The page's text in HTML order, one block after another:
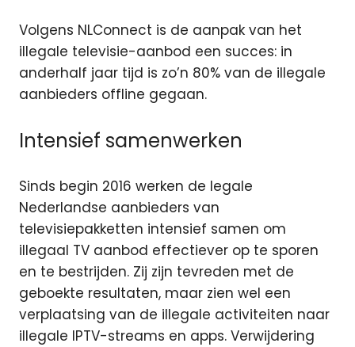
Volgens NLConnect is de aanpak van het
illegale televisie-aanbod een succes: in
anderhalf jaar tijd is zo’n 80% van de illegale
aanbieders offline gegaan.
Intensief samenwerken
Sinds begin 2016 werken de legale
Nederlandse aanbieders van
televisiepakketten intensief samen om
illegaal TV aanbod effectiever op te sporen
en te bestrijden. Zij zijn tevreden met de
geboekte resultaten, maar zien wel een
verplaatsing van de illegale activiteiten naar
illegale IPTV-streams en apps. Verwijdering